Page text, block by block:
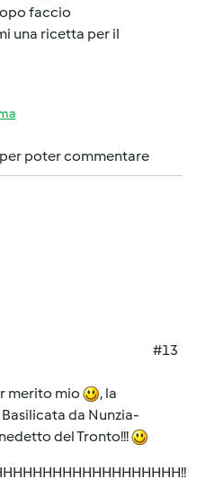
faccio
una ricetta per il
per poter commentare
#13
merito mio
, la
da Nunzia-
del Tronto!!!